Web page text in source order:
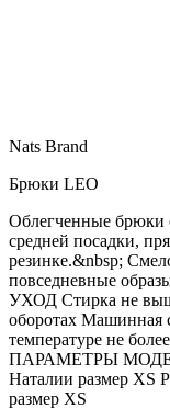
Nats Brand
Брюки LEO
Облегченные
средней посадки,
резинке.&nbsp;
повседневные
УХОД Стирка не
оборотах Машинная
температуре не
ПАРАМЕТРЫ
Наталии размер XS
размер XS